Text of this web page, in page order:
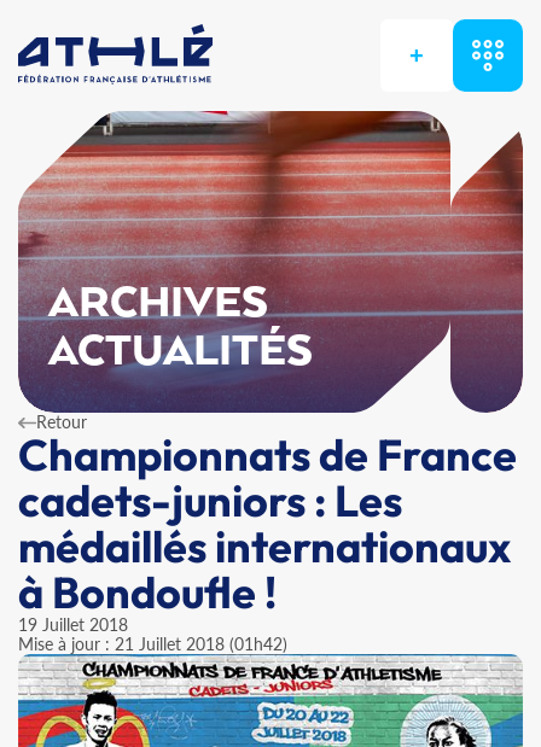
+
ARCHIVES
ACTUALITÉS
Retour
Championnats de France
cadets-juniors : Les
médaillés internationaux
à Bondoufle !
19 Juillet 2018
Mise à jour : 21 Juillet 2018 (01h42)